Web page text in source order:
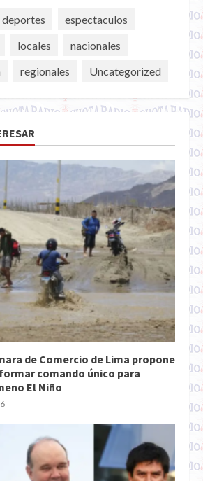
deportes
espectaculos
locales
nacionales
regionales Uncategorized
de Comercio de Lima propone
comando único para
El Niño